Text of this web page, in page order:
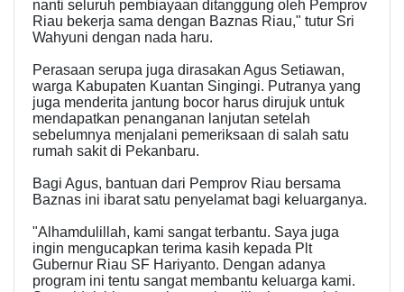
nanti seluruh pembiayaan ditanggung oleh Pemprov
Riau bekerja sama dengan Baznas Riau," tutur Sri
Wahyuni dengan nada haru.
Perasaan serupa juga dirasakan Agus Setiawan,
warga Kabupaten Kuantan Singingi. Putranya yang
juga menderita jantung bocor harus dirujuk untuk
mendapatkan penanganan lanjutan setelah
sebelumnya menjalani pemeriksaan di salah satu
rumah sakit di Pekanbaru.
Bagi Agus, bantuan dari Pemprov Riau bersama
Baznas ini ibarat satu penyelamat bagi keluarganya.
"Alhamdulillah, kami sangat terbantu. Saya juga
ingin mengucapkan terima kasih kepada Plt
Gubernur Riau SF Hariyanto. Dengan adanya
program ini tentu sangat membantu keluarga kami.